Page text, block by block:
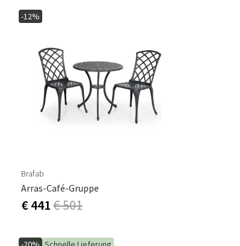
-12%
Brafab
Arras-Café-Gruppe
€ 441€ 501